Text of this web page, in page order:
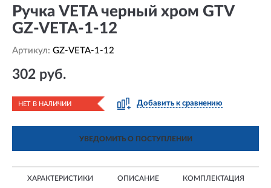
Ручка VETA черный хром GTV
GZ-VETA-1-12
Артикул: GZ-VETA-1-12
302 руб.
НЕТ В НАЛИЧИИ Добавить к сравнению
УВЕДОМИТЬ О ПОСТУПЛЕНИИ
ХАРАКТЕРИСТИКИ ОПИСАНИЕ КОМПЛЕКТАЦИЯ